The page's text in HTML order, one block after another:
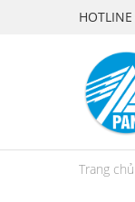
HOTLINE
Trang chủ